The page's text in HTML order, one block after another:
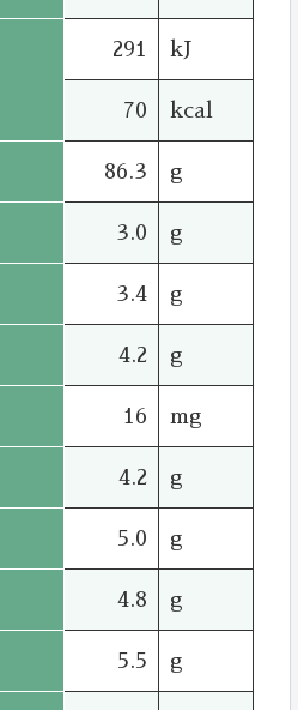
291 kJ
70 kcal
86.3 g
3.0 g
3.4 g
4.2 g
16 mg
4.2 g
5.0 g
4.8 g
5.5 g